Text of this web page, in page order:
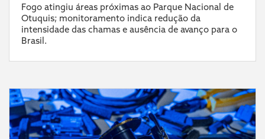
Fogo atingiu áreas próximas ao Parque Nacional de
Otuquis; monitoramento indica redução da
intensidade das chamas e ausência de avanço para o
Brasil.